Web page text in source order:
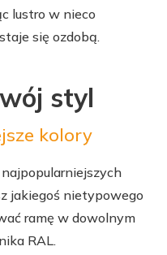
lustro w nieco
się ozdobą.
styl
kolory
jakiegoś nietypowego
ramę w dowolnym
RAL.